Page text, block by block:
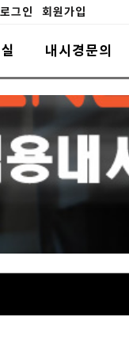
로그인 회원가입
내시경문의